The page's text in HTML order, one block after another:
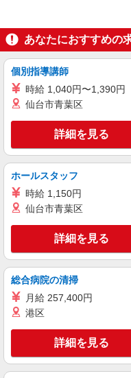
あなたにおすすめの
個別指導講師
時給 1,040円〜1,390円
仙台市青葉区
詳細を見る
ホールスタッフ
時給 1,150円
仙台市青葉区
詳細を見る
総合病院の清掃
月給 257,400円
港区
詳細を見る